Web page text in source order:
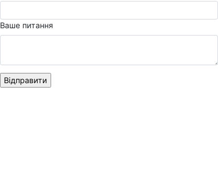
Ваше питання